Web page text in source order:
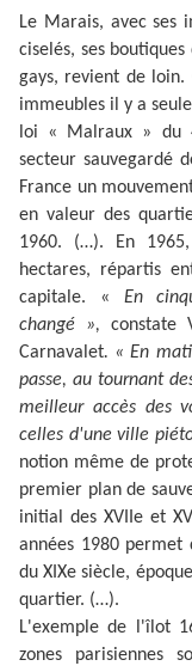
Le Marais, avec ses
ciselés, ses
gays, revient de loin.
immeubles il y a
loi « Malraux » du
secteur sauvegardé
France un
en valeur des
1960. (…). En
hectares, répartis
capitale. « En
changé », constate
Carnavalet. « En
passe, au tournant
meilleur accès des
celles d'une ville
notion même de
premier plan de
initial des XVIIe et
années 1980
du XIXe siècle,
quartier. (…).
L'exemple de l'îlot
zones parisiennes